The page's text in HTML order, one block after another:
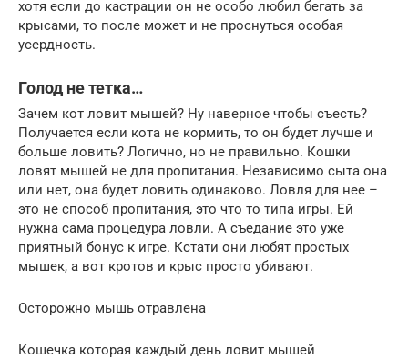
хотя если до кастрации он не особо любил бегать за
крысами, то после может и не проснуться особая
усердность.
Голод не тетка…
Зачем кот ловит мышей? Ну наверное чтобы съесть?
Получается если кота не кормить, то он будет лучше и
больше ловить? Логично, но не правильно. Кошки
ловят мышей не для пропитания. Независимо сыта она
или нет, она будет ловить одинаково. Ловля для нее –
это не способ пропитания, это что то типа игры. Ей
нужна сама процедура ловли. А съедание это уже
приятный бонус к игре. Кстати они любят простых
мышек, а вот кротов и крыс просто убивают.
Осторожно мышь отравлена
Кошечка которая каждый день ловит мышей